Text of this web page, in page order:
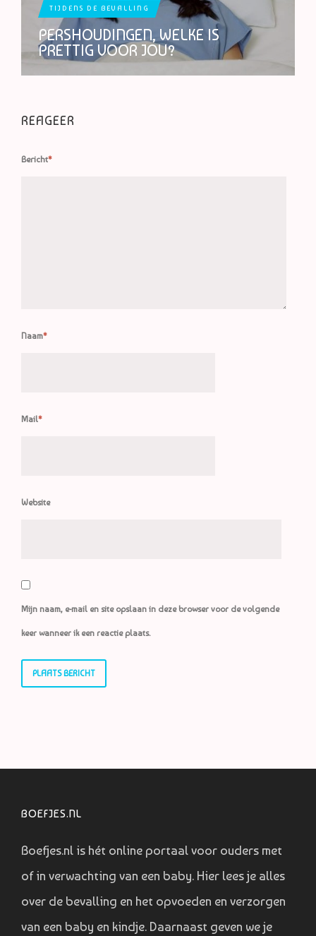
TIJDENS DE BEVALLING
PERSHOUDINGEN, WELKE IS
PRETTIG VOOR JOU?
REAGEER
Bericht*
Naam*
Mail*
Website
Mijn naam, e-mail en site opslaan in deze browser voor de volgende
keer wanneer ik een reactie plaats.
BOEFJES.NL
Boefjes.nl is hét online portaal voor ouders met
of in verwachting van een baby. Hier lees je alles
over de bevalling en het opvoeden en verzorgen
van een baby en kindje. Daarnaast geven we je